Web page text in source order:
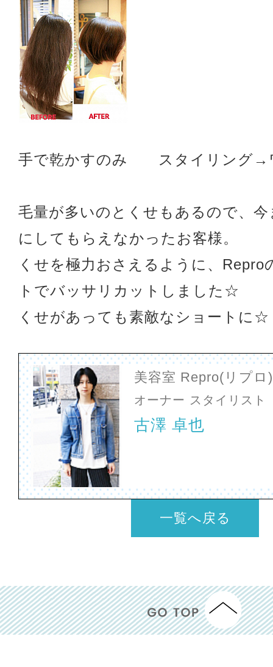
手で乾かすのみ スタイリング→
毛量が多いのとくせもあるので、
にしてもらえなかったお客様。
くせを極力おさえるように、Repro
トでバッサリカットしました☆
くせがあっても素敵なショートに☆
美容室 Repro(リプ
オーナー スタイリスト
古澤 卓也
一覧へ戻る